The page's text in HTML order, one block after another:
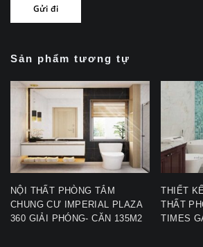
Sản phẩm tương tự
NỘI THẤT PHÒNG TẮM
CHUNG CƯ IMPERIAL PLAZA
360 GIẢI PHÓNG- CĂN 135M2
THIẾT
THẤT
TIMES